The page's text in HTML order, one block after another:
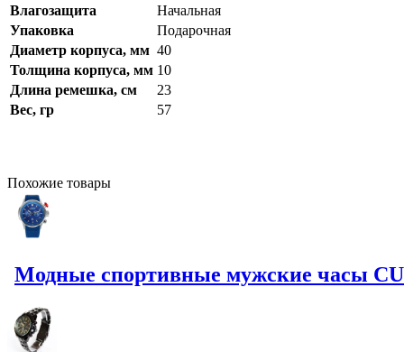
Влагозащита
Начальная
Упаковка
Подарочная
Диаметр корпуса, мм 40
Толщина корпуса, мм 10
Длина ремешка, см
23
Вес, гр
57
Похожие товары
Модные спортивные мужские часы